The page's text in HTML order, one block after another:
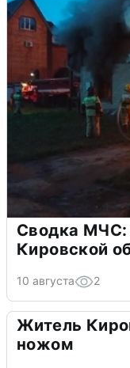
Сводка
Кировской
10 августа 2
Житель
ножом